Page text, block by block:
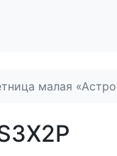
малая